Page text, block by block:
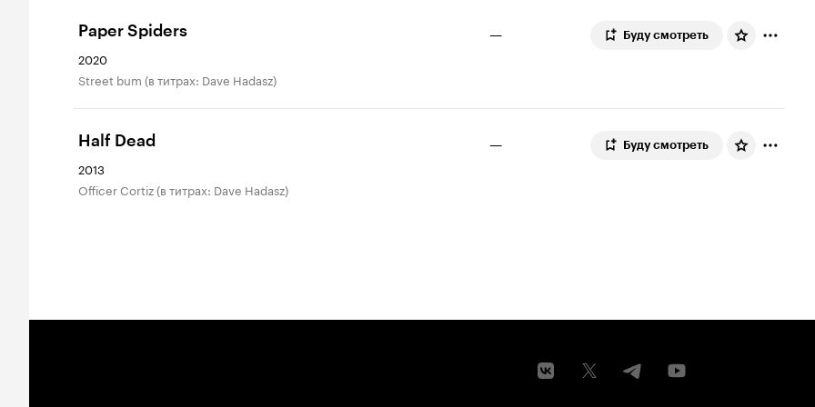
Paper Spiders
2020
Street bum (в титрах: Dave Hadasz)
— Буду смотреть
Half Dead
2013
Officer Cortiz (в титрах: Dave Hadasz)
— Буду смотреть